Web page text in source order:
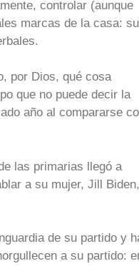
controlar (aunque
marcas de la casa:
por Dios, qué cosa
que no puede decir la
año al compararse
las primarias llegó a
a su mujer, Jill Biden,
de su partido y
a su partido: